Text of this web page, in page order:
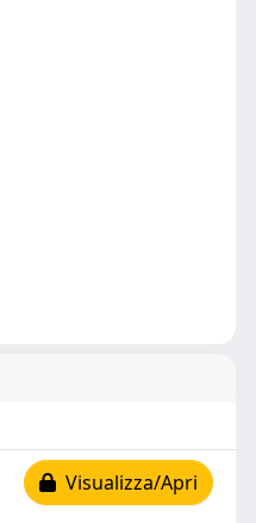
Visualizza/Apri